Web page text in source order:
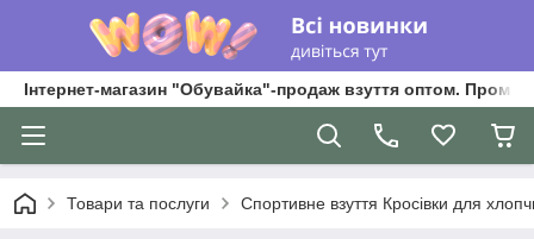
Інтернет-магазин "Обувайка"-продаж взуття оптом.
Товари та послуги Спортивне взуття Кросівки для